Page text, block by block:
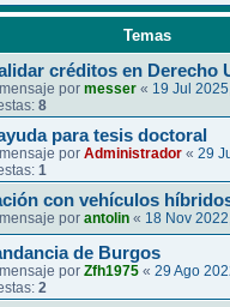
Temas
créditos en Derecho
por messer « 19 Jul
8
para tesis doctoral
por Administrador « 29
1
con vehículos
por antolin « 18 Nov
de Burgos
por Zfh1975 « 29 Ago
2